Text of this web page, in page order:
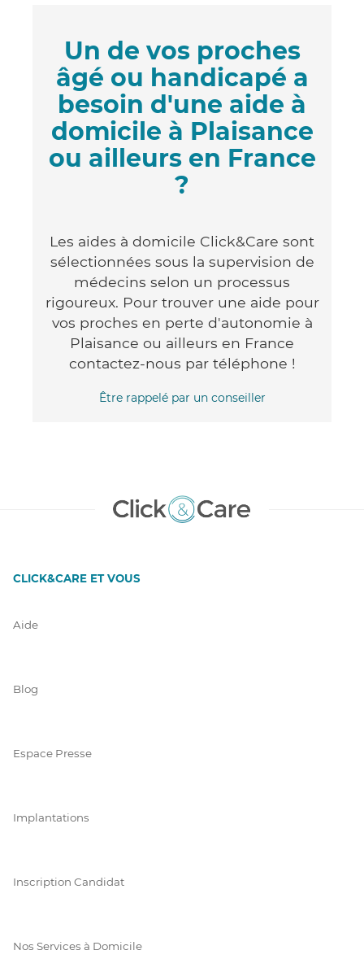
Un de vos proches
âgé ou handicapé a
besoin d'une aide à
domicile à Plaisance
ou ailleurs en France
?
Les aides à domicile Click&Care sont
sélectionnées sous la supervision de
médecins selon un processus
rigoureux. Pour trouver une aide pour
vos proches en perte d'autonomie à
Plaisance ou ailleurs en France
contactez-nous par téléphone !
Être rappelé par un conseiller
CLICK&CARE ET VOUS
Aide
Blog
Espace Presse
Implantations
Inscription Candidat
Nos Services à Domicile